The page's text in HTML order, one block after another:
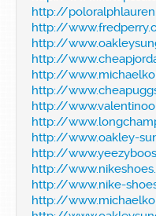
http://
http://
http://
http://
http://
http://
http://
http://
http://www.oakley-
http://
http://
http://www.nike-
http://